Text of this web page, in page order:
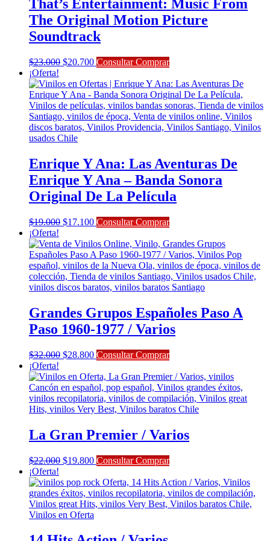
That’s Entertainment: Music From
The Original Motion Picture
Soundtrack
$23.000 El
original
era:
$23.000.
$20.700El
actual
es:
$20.700.
Consultar Comprar
¡Oferta!
Enrique Y Ana: Las Aventuras De
Enrique Y Ana – Banda Sonora
Original De La Película
$19.000 El
original
era:
$19.000.
$17.100El
actual
es:
$17.100.
Consultar Comprar
¡Oferta!
Grandes Grupos Españoles Paso A
Paso 1960-1977 / Varios
$32.000 El
original
era:
$32.000.
$28.800El
actual
es:
$28.800.
Consultar Comprar
¡Oferta!
La Gran Premier / Varios
$22.000 El
original
era:
$22.000.
$19.800El
actual
es:
$19.800.
Consultar Comprar
¡Oferta!